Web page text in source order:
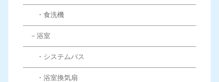
・食洗機
－浴室
・システムバス
・浴室換気扇